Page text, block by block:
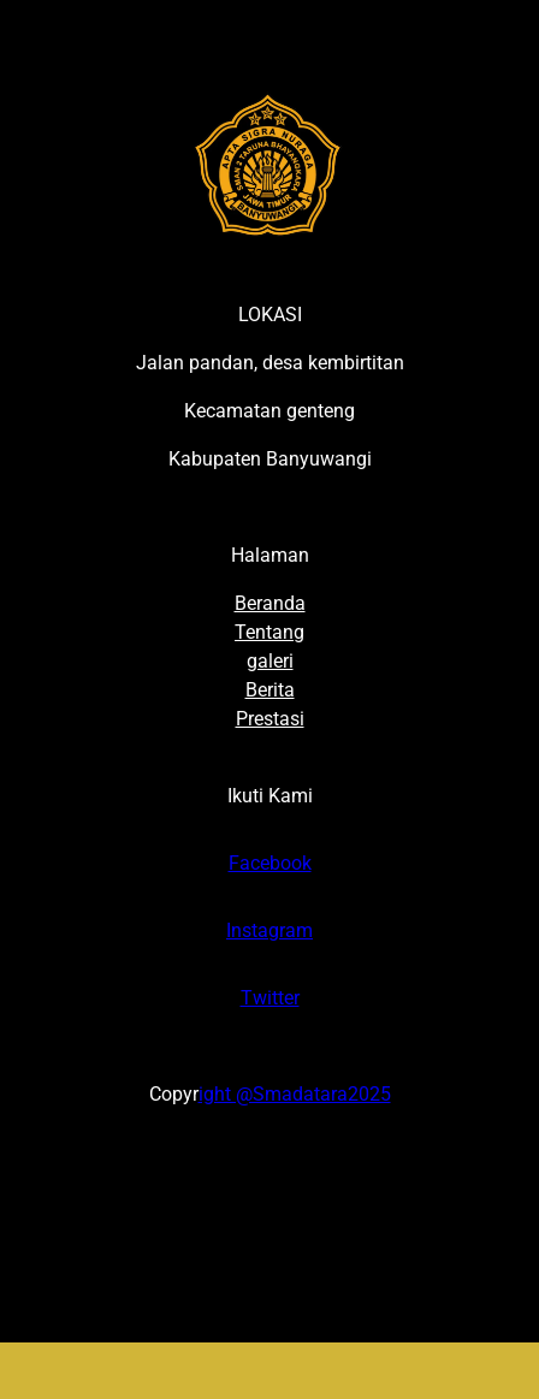
LOKASI
Jalan pandan, desa kembirtitan
Kecamatan genteng
Kabupaten Banyuwangi
Halaman
Beranda
Tentang
galeri
Berita
Prestasi
Ikuti Kami
Facebook
Instagram
Twitter
Copyright @Smadatara2025